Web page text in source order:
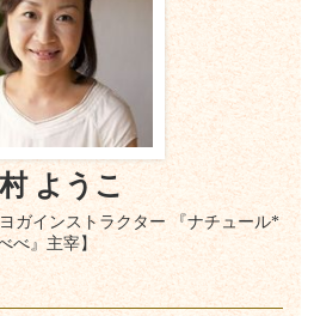
ようこ
ガインストラクター 『ナチュール*
べ』主宰】